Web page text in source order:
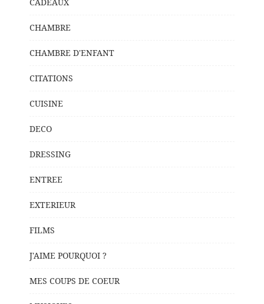
CHAMBRE
CHAMBRE D'ENFANT
CITATIONS
CUISINE
DECO
DRESSING
ENTREE
EXTERIEUR
FILMS
J'AIME POURQUOI ?
MES COUPS DE COEUR